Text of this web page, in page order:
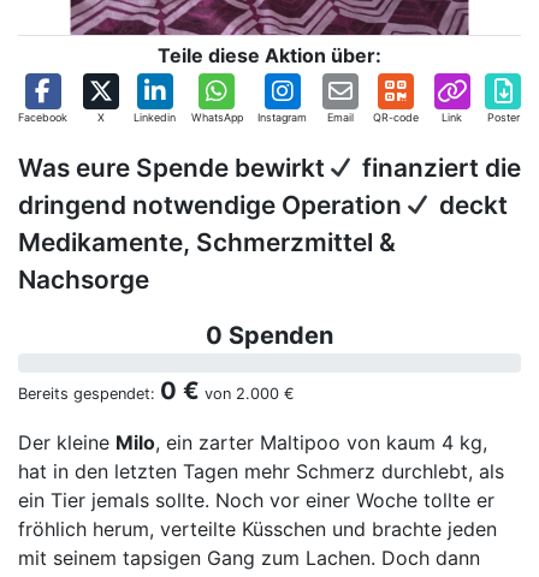
Teile diese Aktion über:
Facebook X Linkedin WhatsApp Instagram Email QR-code Link Poster
Was eure Spende bewirkt
finanziert die
dringend notwendige Operation
deckt
Medikamente, Schmerzmittel &
Nachsorge
0 Spenden
Bereits gespendet: 0 € von 2.000 €
Der kleine Milo, ein zarter Maltipoo von kaum 4 kg,
hat in den letzten Tagen mehr Schmerz durchlebt, als
ein Tier jemals sollte. Noch vor einer Woche tollte er
fröhlich herum, verteilte Küsschen und brachte jeden
mit seinem tapsigen Gang zum Lachen. Doch dann